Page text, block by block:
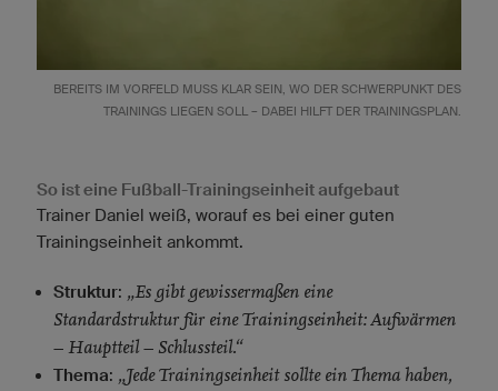
BEREITS IM VORFELD MUSS KLAR SEIN, WO DER SCHWERPUNKT DES
TRAININGS LIEGEN SOLL – DABEI HILFT DER TRAININGSPLAN.
So ist eine Fußball-Trainingseinheit aufgebaut
Trainer Daniel weiß, worauf es bei einer guten
Trainingseinheit ankommt.
Struktur: „Es gibt gewissermaßen eine
Standardstruktur für eine Trainingseinheit: Aufwärmen
– Hauptteil – Schlussteil.“
Thema: „Jede Trainingseinheit sollte ein Thema haben,